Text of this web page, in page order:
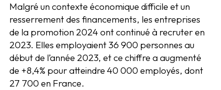
Malgré un contexte économique difficile et un
resserrement des financements, les entreprises
de la promotion 2024 ont continué à recruter en
2023. Elles employaient 36 900 personnes au
début de l’année 2023, et ce chiffre a augmenté
de +8,4% pour atteindre 40 000 employés, dont
27 700 en France.